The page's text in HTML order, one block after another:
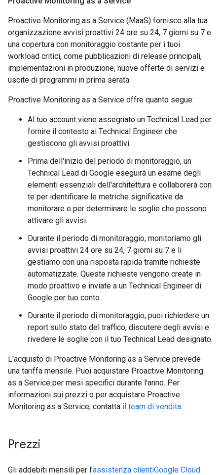
Proactive Monitoring as a Service (MaaS) fornisce alla tua
organizzazione avvisi proattivi 24 ore su 24, 7 giorni su 7 e
una copertura con monitoraggio costante per i tuoi
workload critici, come pubblicazioni di release principali,
implementazioni in produzione, nuove offerte di servizi e
uscite di programmi in prima serata.
Proactive Monitoring as a Service offre quanto segue:
Al tuo account viene assegnato un Technical Lead per
fornire il contesto ai Technical Engineer che
gestiscono gli avvisi proattivi.
Prima dell'inizio del periodo di monitoraggio, un
Technical Lead di Google eseguirà un esame degli
elementi essenziali dell'architettura e collaborerà con
te per identificare le metriche significative da
monitorare e per determinare le soglie che possono
attivare gli avvisi.
Durante il periodo di monitoraggio, monitoriamo gli
avvisi proattivi 24 ore su 24, 7 giorni su 7 e li
gestiamo con una risposta rapida tramite richieste
automatizzate. Queste richieste vengono create in
modo proattivo e inviate a un Technical Engineer di
Google per tuo conto.
Durante il periodo di monitoraggio, puoi richiedere un
report sullo stato del traffico, discutere degli avvisi e
rivedere le soglie con il tuo Technical Lead designato.
L'acquisto di Proactive Monitoring as a Service prevede
una tariffa mensile. Puoi acquistare Proactive Monitoring
as a Service per mesi specifici durante l'anno. Per
informazioni sui prezzi o per acquistare Proactive
Monitoring as a Service, contatta il team di vendita.
Prezzi
Gli addebiti mensili per l'assistenza clientiGoogle Cloud